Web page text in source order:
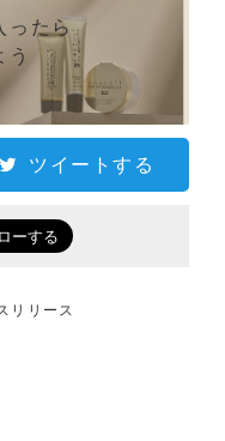
ったら
う
ツイートする
リリース